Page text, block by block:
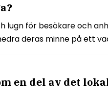
lugn för besökare och
deras minne på ett
en del av det